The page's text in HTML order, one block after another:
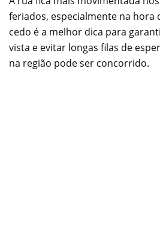
feriados, especialmente na hora
cedo é a melhor dica para
vista e evitar longas filas de
na região pode ser concorrido.